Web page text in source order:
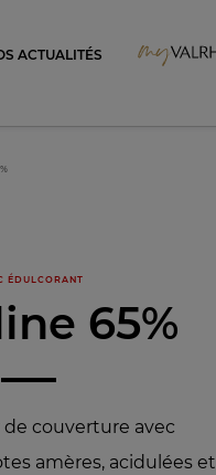
ACTUALITÉS
ÉDULCORANT
65%
couverture avec
amères, acidulées et